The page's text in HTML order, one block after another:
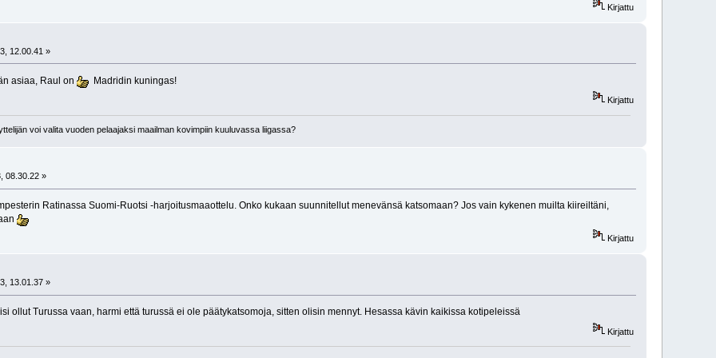
Kirjattu
12.00.41 »
asiaa, Raul on Madridin kuningas!
Kirjattu
voi valita vuoden pelaajaksi maailman kovimpiin kuuluvassa liigassa?
08.30.22 »
Ratinassa Suomi-Ruotsi -harjoitusmaaottelu. Onko kukaan suunnitellut menevänsä katsomaan? Jos vain kykenen muilta kiireiltäni,
Kirjattu
13.01.37 »
ollut Turussa vaan, harmi että turussä ei ole päätykatsomoja, sitten olisin mennyt. Hesassa kävin kaikissa kotipeleissä
Kirjattu